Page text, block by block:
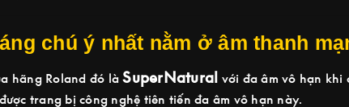
chú ý nhất nằm ở âm thanh
hãng Roland đó là SuperNatural với đa âm vô hạn khi
trang bị công nghệ tiên tiến đa âm vô hạn này.